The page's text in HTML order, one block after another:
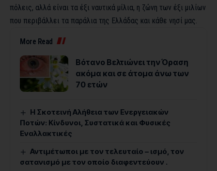
πόλεις, αλλά είναι τα έξι ναυτικά μίλια, η ζώνη των έξι μιλίων
που περιβάλλει τα παράλια της Ελλάδας και κάθε νησί μας.
More Read
Βότανο Βελτιώνει την Όραση
ακόμα και σε άτομα άνω των
70 ετών
Η Σκοτεινή Αλήθεια των Ενεργειακών
Ποτών: Κίνδυνοι, Συστατικά και Φυσικές
Εναλλακτικές
Αντιμέτωποι με τον τελευταίο – ισμό, τον
σατανισμό με τον οποίο διαφεντεύουν .